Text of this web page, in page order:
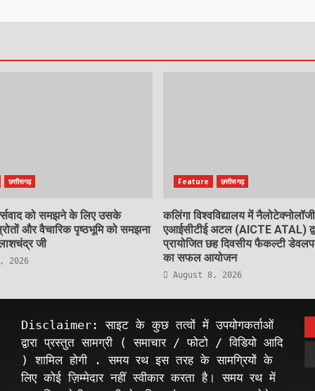
छत्तीसगढ़
को समझने के लिए उसके
और वैचारिक पृष्ठभूमि को समझना
जी
2026
Feature छत्तीसगढ़
कलिंगा विश्वविद्यालय में
एआईसीटीई अटल (AICTE ATAL)
प्रायोजित छह दिवसीय फैकल्टी
का सफल आयोजन
August 8, 2026
Disclaimer: साइट के कुछ तत्वों में उपयोगकर्ताओं
द्वारा प्रस्तुत सामग्री ( समाचार / फोटो / विडियो आदि
) शामिल होगी . समय रथ इस तरह के सामग्रियों के
लिए कोई ज़िम्मेदार नहीं स्वीकार करता है। समय रथ में